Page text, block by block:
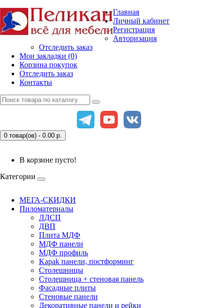
Главная
Личный кабинет
Регистрация
Авторизация
Отследить заказ
Мои закладки (0)
Корзина покупок
Отследить заказ
Контакты
0 товар(ов) - 0.00 р.
В корзине пусто!
Категории
МЕГА-СКИДКИ
Пиломатериалы
ЛДСП
ДВП
Плита МДФ
МДФ панели
МДФ профиль
Kapak панели, постформинг
Столешницы
Столешница + стеновая панель
Фасадные плиты
Стеновые панели
Декоративные панели и рейки